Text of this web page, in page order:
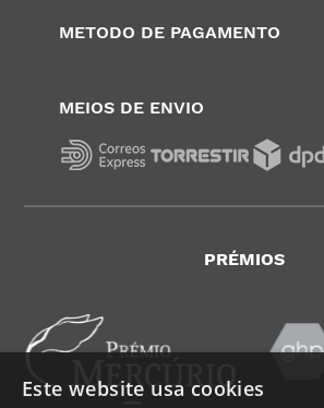
METODO DE PAGAMENTO
MEIOS DE ENVIO
PRÉMIOS
Este website usa cookies